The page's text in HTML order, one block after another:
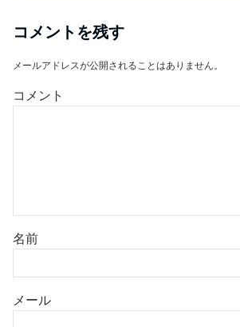
コメントを残す
メールアドレスが公開されることはありません。
コメント
名前
メール